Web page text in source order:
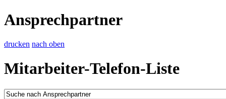
Ansprechpartner
drucken nach oben
Mitarbeiter-Telefon-Liste